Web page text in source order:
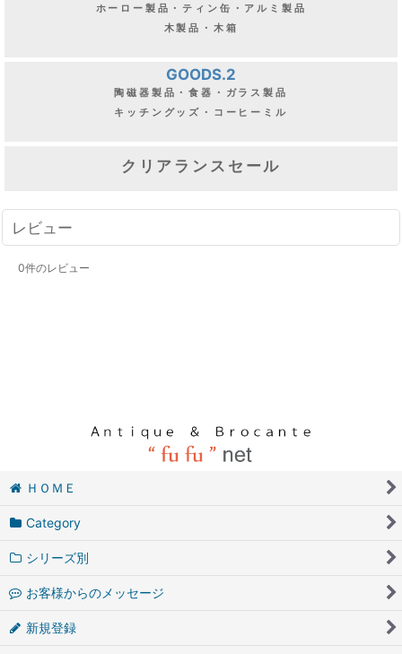
ホーロー製品・ティン缶・アルミ製品
木製品・木箱
GOODS.2
陶磁器製品・食器・ガラス製品
キッチングッズ・コーヒーミル
クリアランスセール
レビュー
0件のレビュー
ＨＯＭＥ
Category
シリーズ別
お客様からのメッセージ
新規登録